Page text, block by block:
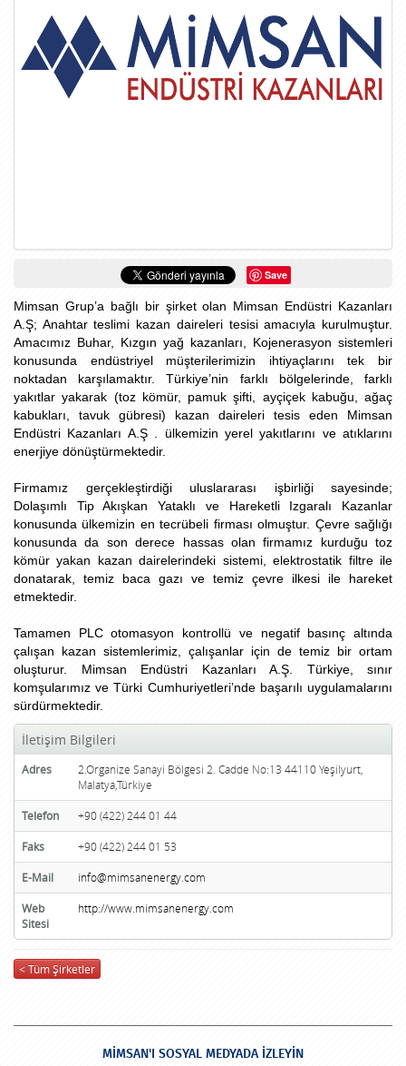
Save
Mimsan Grup’a bağlı bir şirket olan Mimsan Endüstri Kazanları
A.Ş; Anahtar teslimi kazan daireleri tesisi amacıyla kurulmuştur.
Amacımız Buhar, Kızgın yağ kazanları, Kojenerasyon sistemleri
konusunda endüstriyel müşterilerimizin ihtiyaçlarını tek bir
noktadan karşılamaktır. Türkiye’nin farklı bölgelerinde, farklı
yakıtlar yakarak (toz kömür, pamuk şifti, ayçiçek kabuğu, ağaç
kabukları, tavuk gübresi) kazan daireleri tesis eden Mimsan
Endüstri Kazanları A.Ş . ülkemizin yerel yakıtlarını ve atıklarını
enerjiye dönüştürmektedir.
Firmamız gerçekleştirdiği uluslararası işbirliği sayesinde;
Dolaşımlı Tip Akışkan Yataklı ve Hareketli Izgaralı Kazanlar
konusunda ülkemizin en tecrübeli firması olmuştur. Çevre sağlığı
konusunda da son derece hassas olan firmamız kurduğu toz
kömür yakan kazan dairelerindeki sistemi, elektrostatik filtre ile
donatarak, temiz baca gazı ve temiz çevre ilkesi ile hareket
etmektedir.
Tamamen PLC otomasyon kontrollü ve negatif basınç altında
çalışan kazan sistemlerimiz, çalışanlar için de temiz bir ortam
oluşturur. Mimsan Endüstri Kazanları A.Ş. Türkiye, sınır
komşularımız ve Türki Cumhuriyetleri’nde başarılı uygulamalarını
sürdürmektedir.
İletişim Bilgileri
Adres
2.Organize Sanayi Bölgesi 2. Cadde No:13 44110 Yeşilyurt,
Malatya,Türkiye
Telefon +90 (422) 244 01 44
Faks +90 (422) 244 01 53
E-Mail info@mimsanenergy.com
Web
Sitesi
http://www.mimsanenergy.com
< Tüm Şirketler
MİMSAN'I SOSYAL MEDYADA İZLEYİN